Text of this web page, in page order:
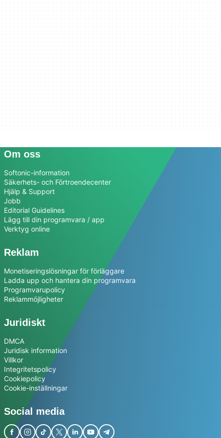
Om oss
Softonic-information
Säkerhets- och Förtroendecenter
Hjälp & Support
Jobb
Editorial Guidelines
Lägg till din programvara / app
Verktyg online
Reklam
Monetiseringslösningar för förläggare
Ladda upp och hantera din programvara
Programvarupolicy
Reklammöjligheter
Juridiskt
DMCA
Juridisk information
Villkor
Integritetspolicy
Cookiepolicy
Cookie-inställningar
Social media